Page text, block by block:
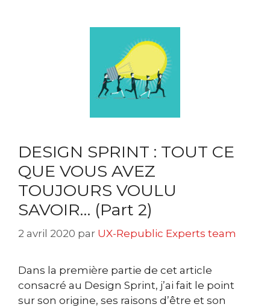
DESIGN SPRINT : TOUT CE
QUE VOUS AVEZ
TOUJOURS VOULU
SAVOIR… (Part 2)
2 avril 2020 par UX-Republic Experts team
Dans la première partie de cet article
consacré au Design Sprint, j’ai fait le point
sur son origine, ses raisons d’être et son